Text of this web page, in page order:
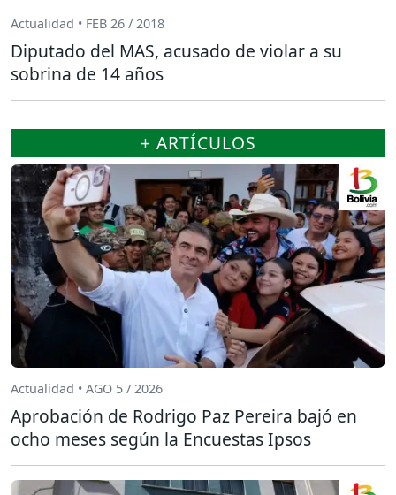
Actualidad • FEB 26 / 2018
Diputado del MAS, acusado de violar a su
sobrina de 14 años
+ ARTÍCULOS
Actualidad • AGO 5 / 2026
Aprobación de Rodrigo Paz Pereira bajó en
ocho meses según la Encuestas Ipsos